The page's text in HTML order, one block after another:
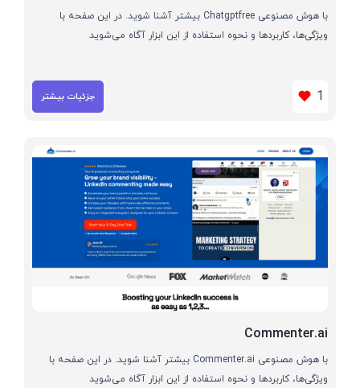
با هوش مصنوعی Chatgptfree بیشتر آشنا شوید. در این صفحه با
ویژگی‌ها، کاربردها و نحوه استفاده از این ابزار آگاه می‌شوید
1 جزئیات بیشتر
Commenter.ai
با هوش مصنوعی Commenter.ai بیشتر آشنا شوید. در این صفحه با
ویژگی‌ها، کاربردها و نحوه استفاده از این ابزار آگاه می‌شوید